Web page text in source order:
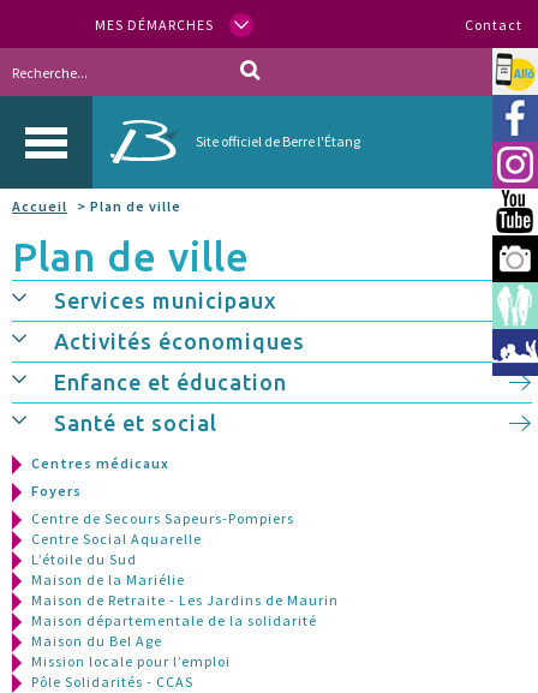
MES DÉMARCHES Contact
Site officiel de Berre l'Étang
Allo
Accueil > Plan de ville
Plan de ville
Services municipaux
Activités économiques
Enfance et éducation
Santé et social
Centres médicaux
Foyers
Centre de Secours Sapeurs-Pompiers
Centre Social Aquarelle
L’étoile du Sud
Maison de la Mariélie
Maison de Retraite - Les Jardins de Maurin
Maison départementale de la solidarité
Maison du Bel Age
Mission locale pour l’emploi
Pôle Solidarités - CCAS